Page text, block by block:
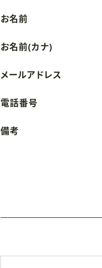
お名前
お名前(カナ)
メールアドレス
電話番号
備考